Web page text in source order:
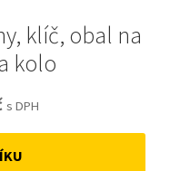
klíč, obal na
kolo
Current
price
is:
s DPH